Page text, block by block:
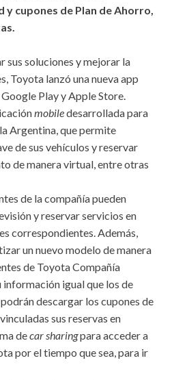
y cupones de Plan de Ahorro,
sus soluciones y mejorar la
Toyota lanzó una nueva app
Play y Apple Store.
mobiledesarrollada para
Argentina, que permite
de sus vehículos y reservar
de manera virtual, entre otras
de la compañía pueden
y reservar servicios en
correspondientes. Además,
un nuevo modelo de manera
de Toyota Compañía
información igual que los de
descargar los cupones de
sus reservas en
decar sharingpara acceder a
por el tiempo que sea, para ir